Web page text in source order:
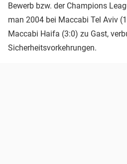
Bewerb bzw. der Champions
man 2004 bei Maccabi Tel Aviv
Maccabi Haifa (3:0) zu Gast,
Sicherheitsvorkehrungen.